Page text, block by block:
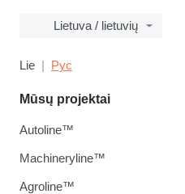
Lietuva / lietuvių
Lie Рус
Mūsų projektai
Autoline™
Machineryline™
Agroline™